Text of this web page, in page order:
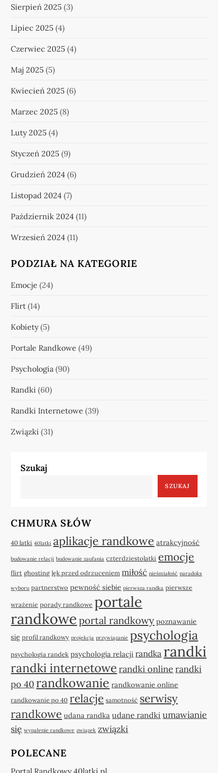
Sierpień 2025 (3)
Lipiec 2025 (4)
Czerwiec 2025 (4)
Maj 2025 (5)
Kwiecień 2025 (6)
Marzec 2025 (8)
Luty 2025 (4)
Styczeń 2025 (9)
Grudzień 2024 (6)
Listopad 2024 (7)
Październik 2024 (11)
Wrzesień 2024 (11)
PODZIAŁ NA KATEGORIE
Emocje (24)
Flirt (14)
Kobiety(5)
Portale Randkowe (49)
Psychologia (90)
Randki (60)
Randki Internetowe (39)
Związki (31)
Szukaj
SZUKAJ
CHMURA SŁÓW
40 latki 40latki aplikacje randkowe atrakcyjność
budowanie relacji budowanie zaufania czterdziestolatki emocje
flirt ghosting lęk przed odrzuceniem miłość nieśmiałość paradoks
wyboru partnerstwo pewność siebie pierwsza randka pierwsze
wrażenie porady randkowe portale
randkowe portal randkowy poznawanie
się profil randkowy projekcja przywiązanie psychologia
psychologia randek psychologia relacji randka randki
randki internetowe randki online randki
po 40 randkowanie randkowanie online
randkowanie po 40 relacje samotność serwisy
randkowe udana randka udane randki umawianie
się wypalenie randkowe związek związki
POLECANE